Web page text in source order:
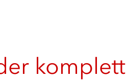
komplett